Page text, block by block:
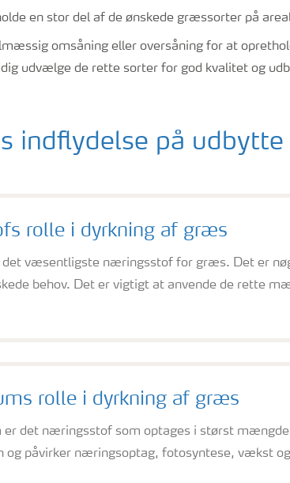
en stor del af de ønskede græssorter på
omsåning eller oversåning for at
udvælge de rette sorter for god kvalitet og
indflydelse på udbytte
rolle i dyrkning af græs
væsentligste næringsstof for græs. Det er
behov. Det er vigtigt at anvende de rette
rolle i dyrkning af græs
er det næringsstof som optages i størst
og påvirker næringsoptag, fotosyntese, vækst